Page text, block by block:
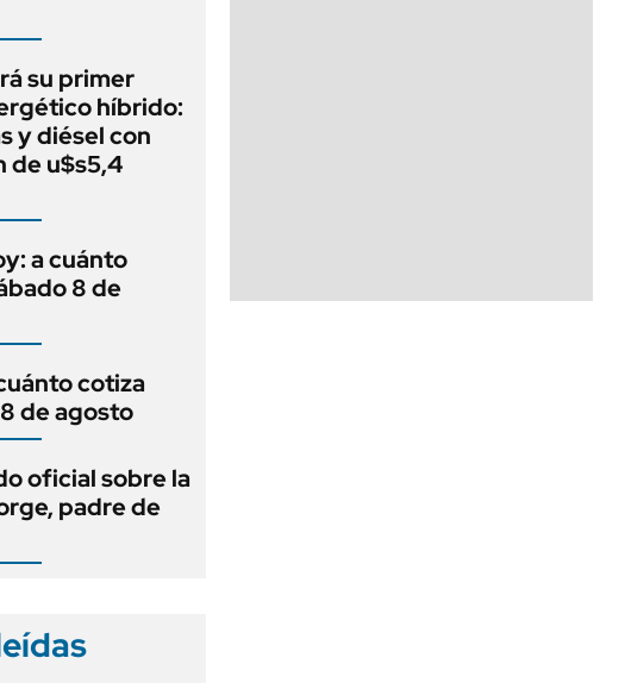
su primer
híbrido:
y diésel con
de u$s5,4
a cuánto
8 de
cotiza
de agosto
oficial sobre la
padre de